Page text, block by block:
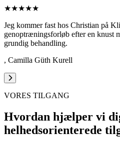
★★★★★
Jeg kommer fast hos Christian på
genoptræningsforløb efter en knust
grundig behandling.
, Camilla Güth Kurell
VORES TILGANG
Hvordan hjælper vi
helhedsorienterede